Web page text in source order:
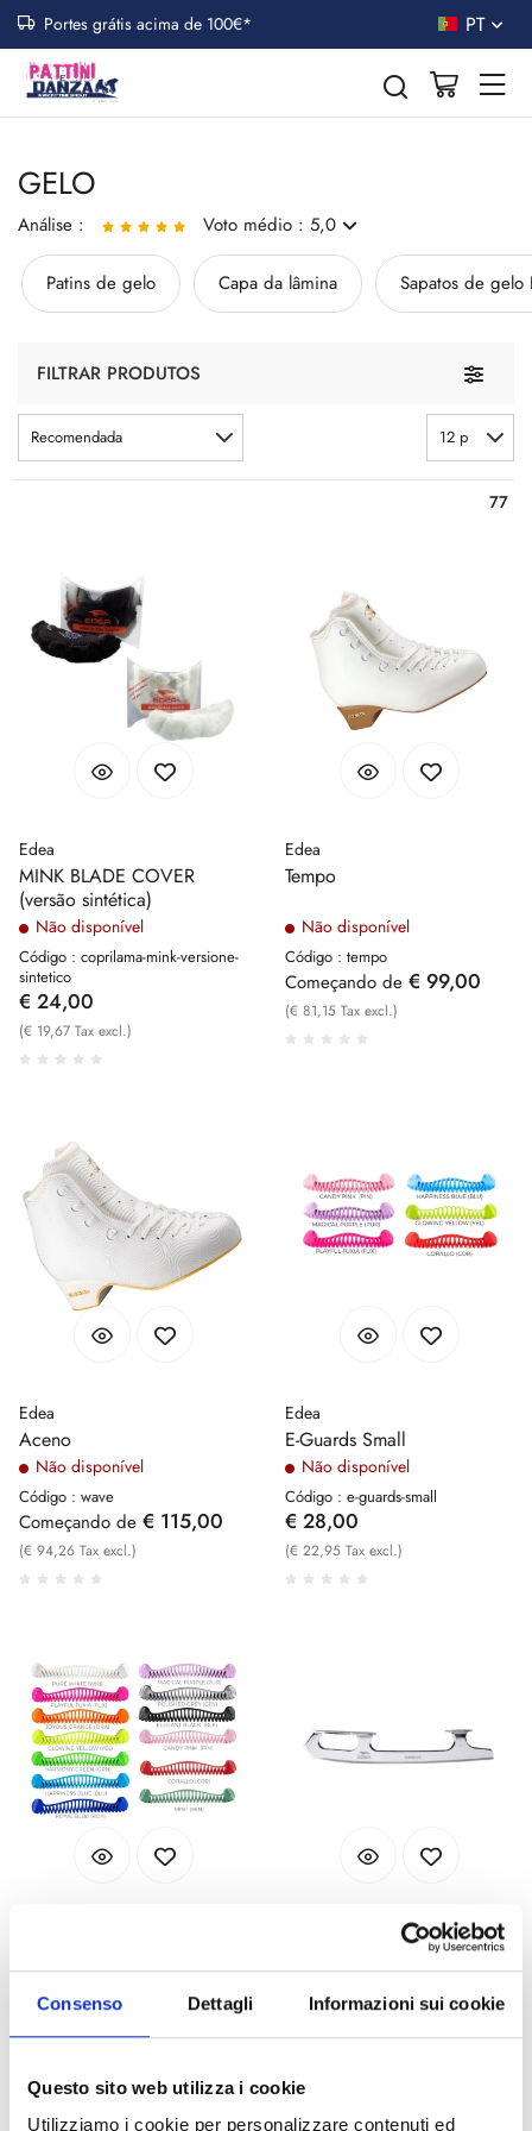
Consenso Dettagli Informazioni sui cookie
Questo sito web utilizza i cookie
Utilizziamo i cookie per personalizzare contenuti ed
Portes grátis acima de 100€* PT
GELO
Análise : Voto médio : 5,0
Refrão + Selo de Ouro
Patins de gelo Capa da lâmina Sapatos de gelo
Toggle
FILTRAR PRODUTOS
Recomendada 12 p
77
Edea
MINK BLADE COVER
(versão sintética)
Não disponível
Código : coprilama-mink-versione-
sintetico
€ 24,00
(€ 19,67 Tax excl.)
Edea
Tempo
Não disponível
Código : tempo
Começando de € 99,00
(€ 81,15 Tax excl.)
Edea
Aceno
Não disponível
Código : wave
Começando de € 115,00
(€ 94,26 Tax excl.)
Edea
E-Guards Small
Não disponível
Código : e-guards-small
€ 28,00
(€ 22,95 Tax excl.)
Código : e-guards-medium
€ 28,00
Código : lama-balance
€ 52,00